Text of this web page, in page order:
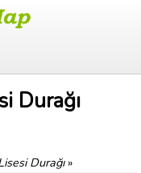
Durağı
Durağı»